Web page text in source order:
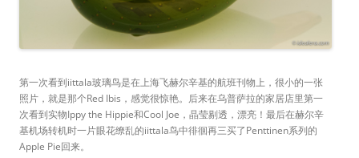
第一次看到iittala玻璃鸟是在上海飞赫尔辛基的航班刊物上，很小的一张
照片，就是那个Red Ibis，感觉很惊艳。后来在乌普萨拉的家居店里第一
次看到实物Ippy the Hippie和Cool Joe，晶莹剔透，漂亮！最后在赫尔辛
基机场转机时一片眼花缭乱的iittala鸟中徘徊再三买了Penttinen系列的
Apple Pie回来。